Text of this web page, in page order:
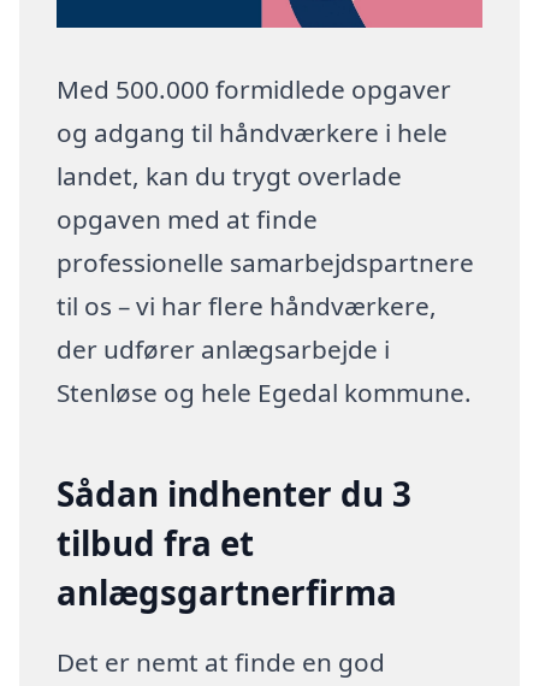
Med 500.000 formidlede opgaver
og adgang til håndværkere i hele
landet, kan du trygt overlade
opgaven med at finde
professionelle samarbejdspartnere
til os – vi har flere håndværkere,
der udfører anlægsarbejde i
Stenløse og hele Egedal kommune.
Sådan indhenter du 3
tilbud fra et
anlægsgartnerfirma
Det er nemt at finde en god